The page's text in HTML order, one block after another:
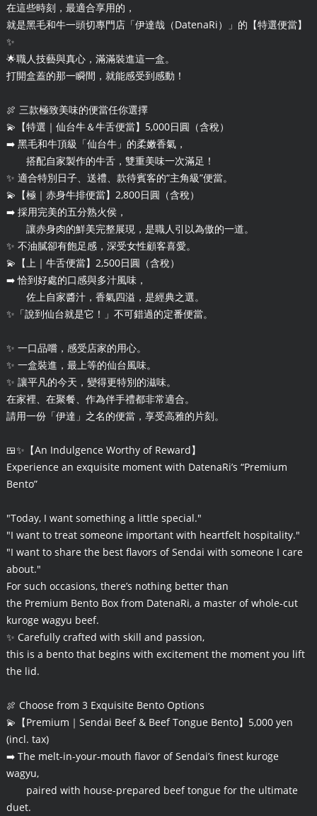
在這些時刻，最適合享用的，
就是黑毛和牛一頭切專門店「伊達哉（DatenaRi）」的【特選便當】
✨
🌟職人技藝與真心，滿滿裝進這一盒。
打開盒蓋的那一瞬間，就能感受到感動！
🍖 三款極致美味的便當任你選擇
💫【特選｜仙台牛＆牛舌便當】5,000日圓（含稅）
➡️ 黑毛和牛頂級「仙台牛」的柔嫩香氣，
搭配自家製作的牛舌，雙重美味一次滿足！
✨ 適合特別日子、送禮、款待賓客的“主角級”便當。
💫【極｜赤身牛排便當】2,800日圓（含稅）
➡️ 採用完美的五分熟火侯，
讓赤身肉的鮮美完整展現，是職人引以為傲的一道。
✨ 不油膩卻有飽足感，深受女性顧客喜愛。
💫【上｜牛舌便當】2,500日圓（含稅）
➡️ 恰到好處的口感與多汁風味，
佐上自家醬汁，香氣四溢，是經典之選。
✨「說到仙台就是它！」不可錯過的定番便當。
✨ 一口品嚐，感受店家的用心。
✨ 一盒裝進，最上等的仙台風味。
✨ 讓平凡的今天，變得更特別的滋味。
在家裡、在聚餐、作為伴手禮都非常適合。
請用一份「伊達」之名的便當，享受高雅的片刻。
🍱✨【An Indulgence Worthy of Reward】
Experience an exquisite moment with DatenaRi’s “Premium
Bento”
"Today, I want something a little special."
"I want to treat someone important with heartfelt hospitality."
"I want to share the best flavors of Sendai with someone I care
about."
For such occasions, there’s nothing better than
the Premium Bento Box from DatenaRi, a master of whole-cut
kuroge wagyu beef.
✨ Carefully crafted with skill and passion,
this is a bento that begins with excitement the moment you lift
the lid.
🍖 Choose from 3 Exquisite Bento Options
💫【Premium｜Sendai Beef & Beef Tongue Bento】5,000 yen
(incl. tax)
➡️ The melt-in-your-mouth flavor of Sendai’s finest kuroge
wagyu,
paired with house-prepared beef tongue for the ultimate
duet.